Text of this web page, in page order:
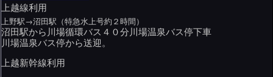
上越線利用
上野駅→沼田駅（特急水上号約２時間）
沼田駅から川場循環バス４０分川場温泉バス停下車
川場温泉バス停から送迎。
上越新幹線利用